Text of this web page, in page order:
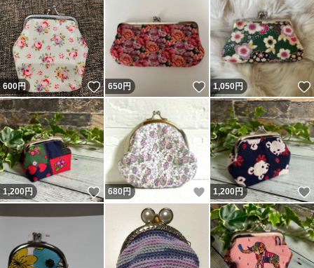
600円 いいね！
650円 いいね！
1,050円
1,200円 いいね！
680円 いいね！
1,200円